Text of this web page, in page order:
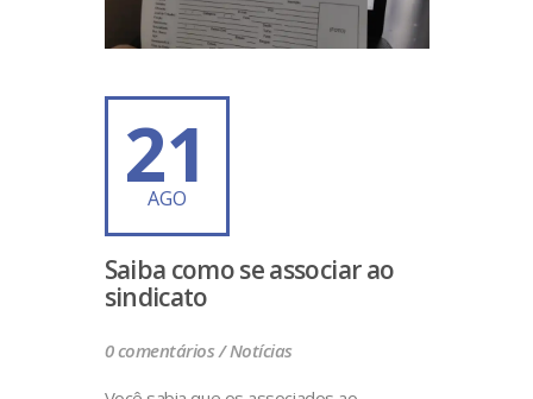
21
AGO
Saiba como se associar ao
sindicato
0 comentários /Notícias